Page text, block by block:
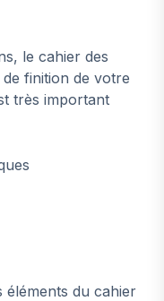
le cahier des
finition de votre
très important
éléments du cahier